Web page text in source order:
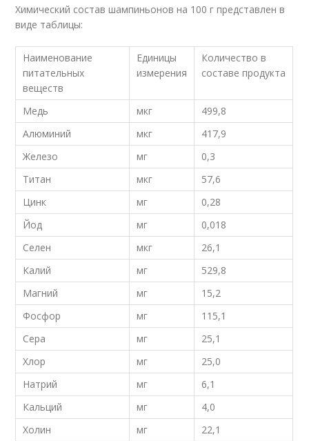
Химический состав шампиньонов на 100 г представлен в
виде таблицы:
Наименование
питательных
веществ
Единицы
измерения
Количество в
составе продукта
Медь мкг
499,8
Алюминий
мкг
417,9
Железо
мг
0,3
Титан
мкг
57,6
Цинк
мг
0,28
Йод
мг
0,018
Селен
мкг
26,1
Калий
мг
529,8
Магний
мг
15,2
Фосфор
мг
115,1
Сера
мг
25,1
Хлор
мг
25,0
Натрий
мг
6,1
Кальций
мг
4,0
Холин
мг
22,1